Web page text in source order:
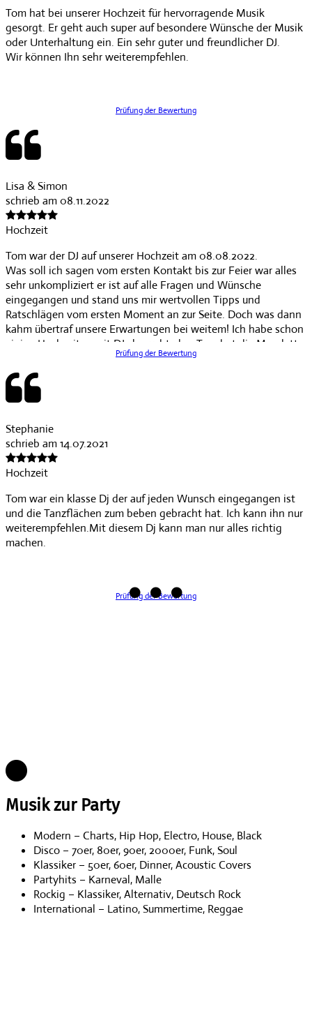
Tom hat bei unserer Hochzeit für hervorragende Musik
gesorgt. Er geht auch super auf besondere Wünsche der Musik
oder Unterhaltung ein. Ein sehr guter und freundlicher DJ.
Wir können Ihn sehr weiterempfehlen.
Prüfung der Bewertung
Lisa & Simon
schrieb am 08.11.2022
Hochzeit
Tom war der DJ auf unserer Hochzeit am 08.08.2022.
Was soll ich sagen vom ersten Kontakt bis zur Feier war alles
sehr unkompliziert er ist auf alle Fragen und Wünsche
eingegangen und stand uns mir wertvollen Tipps und
Ratschlägen vom ersten Moment an zur Seite. Doch was dann
kahm übertraf unsere Erwartungen bei weitem! Ich habe schon
einige Hochzeiten mit DJs besucht aber Tom hat die Messlatte
nach oben Katapultiert!
Es begann mit einem perfekt abgesprochenen Brauttanz und
ab diesem Moment war Party bis 04.00uhr morgens
Musikwünsche baute er gekonnt in sein Set ein und die
Tom spielte immer genau zur richtigen Zeit die richtigen Songs
und alle Haben lautstark mitgesungen und gefeiert!
Prüfung der Bewertung
Stephanie
schrieb am 14.07.2021
Hochzeit
Tom war ein klasse Dj der auf jeden Wunsch eingegangen ist
und die Tanzflächen zum beben gebracht hat. Ich kann ihn nur
weiterempfehlen.Mit diesem Dj kann man nur alles richtig
machen.
Prüfung der Bewertung
Musik zur Party
Modern – Charts, Hip Hop, Electro, House, Black
Disco – 70er, 80er, 90er, 2000er, Funk, Soul
Klassiker – 50er, 60er, Dinner, Acoustic Covers
Partyhits – Karneval, Malle
Rockig – Klassiker, Alternativ, Deutsch Rock
International – Latino, Summertime, Reggae